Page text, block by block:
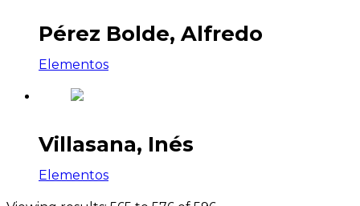
Pérez Bolde, Alfredo
Elementos
Villasana, Inés
Elementos